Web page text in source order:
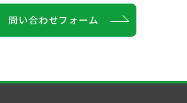
問い合わせフォーム